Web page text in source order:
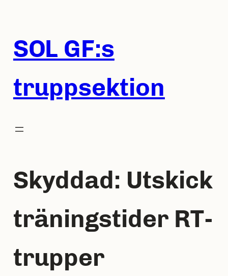
innehåll
SOL GF:s
truppsektion
Skyddad: Utskick
träningstider RT-
trupper